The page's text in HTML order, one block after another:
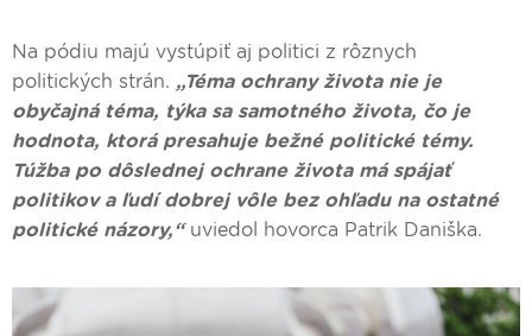
Na pódiu majú vystúpiť aj politici z rôznych
politických strán. „Téma ochrany života nie je
obyčajná téma, týka sa samotného života, čo je
hodnota, ktorá presahuje bežné politické témy.
Túžba po dôslednej ochrane života má spájať
politikov a ľudí dobrej vôle bez ohľadu na ostatné
politické názory,“ uviedol hovorca Patrik Daniška.